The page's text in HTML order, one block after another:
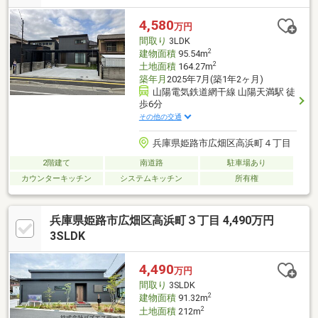
4,580万円
間取り 3LDK
建物面積95.54m2
土地面積164.27m2
築年月 2025年7月(築1年2ヶ月)
山陽電気鉄道網干線 山陽天満駅 徒
歩6分
その他の交通
兵庫県姫路市広畑区高浜町４丁目
2階建て 南道路
駐車場あり
カウンターキッチン
システムキッチン 所有権
兵庫県姫路市広畑区高浜町３丁目 4,490万円
3SLDK
4,490万円
間取り 3SLDK
建物面積91.32m2
土地面積212m2